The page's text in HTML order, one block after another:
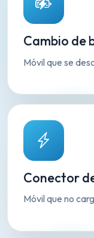
Cambio de
Móvil que se
Conector
Móvil que no